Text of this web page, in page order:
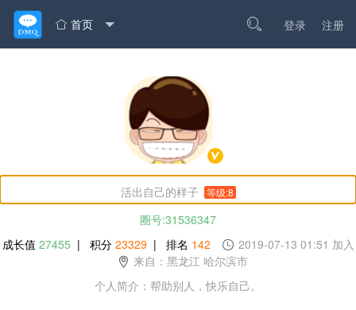
 首页  登录 注册
活出自己的样子 等级:8
圈号:31536347
成长值 27455 | 积分 23329| 排名 142
2019-07-13 01:51 加入
来自：黑龙江 哈尔滨市
个人简介：帮助别人，快乐自己。